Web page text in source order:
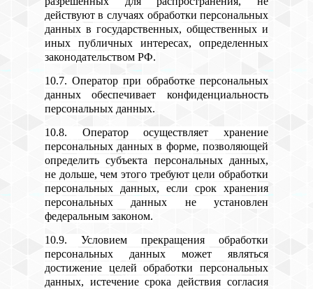
действуют в случаях обработки персональных
данных в государственных, общественных и
иных публичных интересах, определенных
законодательством РФ.
10.7. Оператор при обработке персональных
данных обеспечивает конфиденциальность
персональных данных.
10.8. Оператор осуществляет хранение
персональных данных в форме, позволяющей
определить субъекта персональных данных,
не дольше, чем этого требуют цели обработки
персональных данных, если срок хранения
персональных данных не установлен
федеральным законом.
10.9. Условием прекращения обработки
персональных данных может являться
достижение целей обработки персональных
данных, истечение срока действия согласия